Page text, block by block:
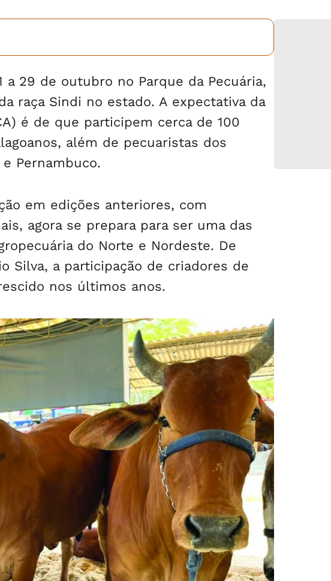
a 29 de outubro no Parque da Pecuária,
raça Sindi no estado. A expectativa da
é de que participem cerca de 100
além de pecuaristas dos
Pernambuco.
em edições anteriores, com
agora se prepara para ser uma das
do Norte e Nordeste. De
Silva, a participação de criadores de
nos últimos anos.